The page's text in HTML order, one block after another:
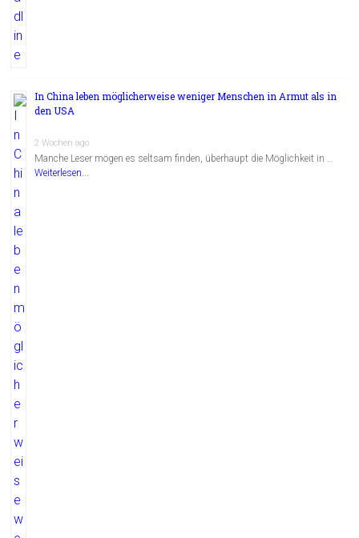
In China leben möglicherweise weniger Menschen in Armut als in
den USA
2 Wochen ago
Manche Leser mögen es seltsam finden, überhaupt die Möglichkeit in …
Weiterlesen...